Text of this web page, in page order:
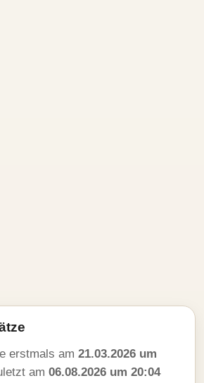
erstmals am 21.03.2026 um
am 06.08.2026 um 20:04